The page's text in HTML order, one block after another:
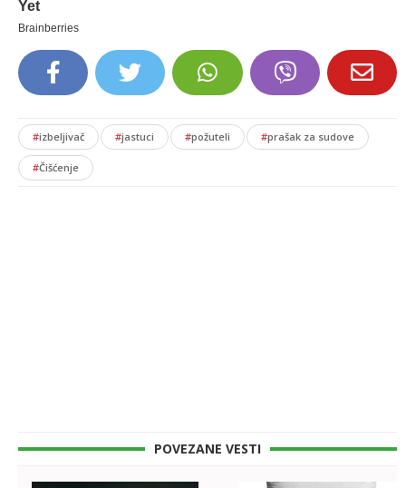
#izbeljivač #jastuci #požuteli #prašak za sudove
#Čišćenje
POVEZANE VESTI